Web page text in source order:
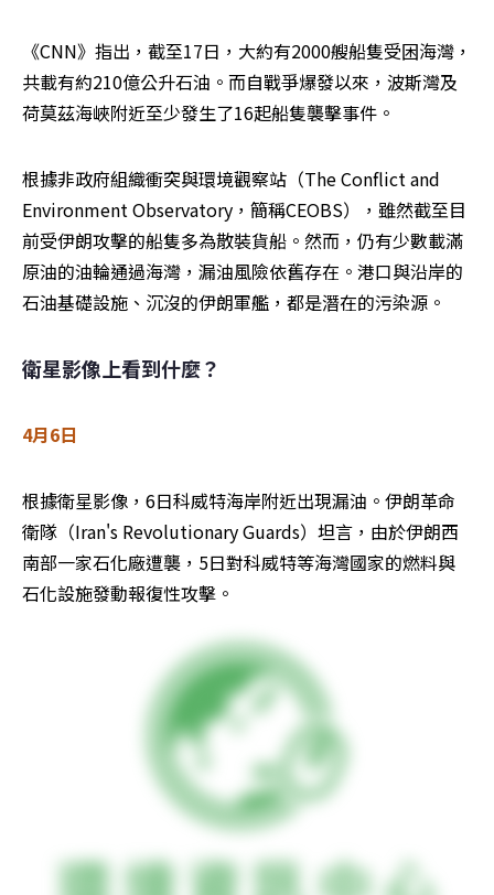
《CNN》指出，截至17日，大約有2000艘船隻受困海灣，
共載有約210億公升石油。而自戰爭爆發以來，波斯灣及
荷莫茲海峽附近至少發生了16起船隻襲擊事件。
根據非政府組織衝突與環境觀察站（The Conflict and
Environment Observatory，簡稱CEOBS），雖然截至目
前受伊朗攻擊的船隻多為散裝貨船。然而，仍有少數載滿
原油的油輪通過海灣，漏油風險依舊存在。港口與沿岸的
石油基礎設施、沉沒的伊朗軍艦，都是潛在的污染源。
衛星影像上看到什麼？
4月6日
根據衛星影像，6日科威特海岸附近出現漏油。伊朗革命
衛隊（Iran's Revolutionary ​Guards）坦言，由於伊朗西
南部一家石化廠遭襲，5日對科威特等海灣國家的燃料與
石化設施發動報復性攻擊。